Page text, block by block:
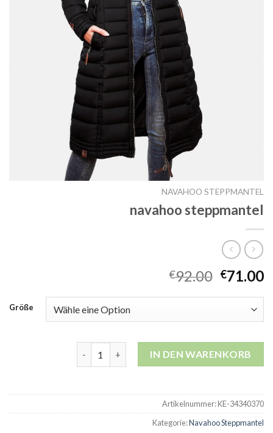
NAVAHOO STEPPMANTEL
navahoo steppmantel
€92.00 €71.00
Größe
navahoo steppmantel MengeIN DEN WARENKORB
Artikelnummer:KE-34340370
Kategorie:Navahoo Steppmantel